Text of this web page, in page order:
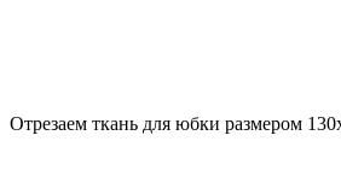
Отрезаем ткань для юбки размером